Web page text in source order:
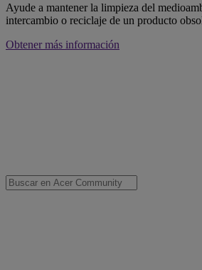
Ayude a mantener la limpieza del
intercambio o reciclaje de un producto
Obtener más información